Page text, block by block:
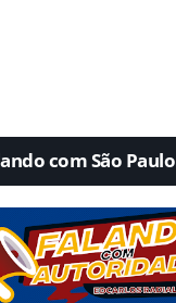
com São Paulo